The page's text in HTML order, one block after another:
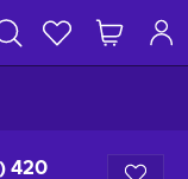
420